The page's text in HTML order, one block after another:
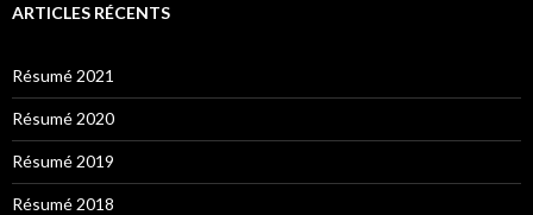
ARTICLES RÉCENTS
Résumé 2021
Résumé 2020
Résumé 2019
Résumé 2018